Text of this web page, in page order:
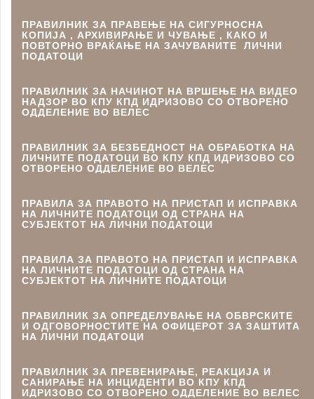
ПРАВИЛНИК ЗА ПРAВЕЊЕ НА СИГУРНОСНА
КОПИЈА , АРХИВИРАЊЕ И ЧУВАЊЕ , КАКО И
ПОВТОРНО ВРАЌАЊЕ НА ЗАЧУВАНИТЕ ЛИЧНИ
ПОДАТОЦИ
ПРАВИЛНИК ЗА НАЧИНОТ НА ВРШЕЊЕ НА ВИДЕО
НАДЗОР ВО КПУ КПД ИДРИЗОВО СО ОТВОРЕНО
ОДДЕЛЕНИЕ ВО ВЕЛЕС
ПРАВИЛНИК ЗА БЕЗБЕДНОСТ НА ОБРАБОТКА НА
ЛИЧНИТЕ ПОДАТОЦИ ВО КПУ КПД ИДРИЗОВО СО
ОТВОРЕНО ОДДЕЛЕНИЕ ВО ВЕЛЕС
ПРАВИЛА ЗА ПРАВОТО НА ПРИСТАП И ИСПРАВКА
НА ЛИЧНИТЕ ПОДАТОЦИ ОД СТРАНА НА
СУБЈЕКТОТ НА ЛИЧНИ ПОДАТОЦИ
ПРАВИЛА ЗА ПРАВОТО НА ПРИСТАП И ИСПРАВКА
НА ЛИЧНИТЕ ПОДАТОЦИ ОД СТРАНА НА
СУБЈЕКТОТ НА ЛИЧНИТЕ ПОДАТОЦИ
ПРАВИЛНИК ЗА ОПРЕДЕЛУВАЊЕ НА ОБВРСКИТЕ
И ОДГОВОРНОСТИТЕ НА ОФИЦЕРОТ ЗА ЗАШТИТА
НА ЛИЧНИ ПОДАТОЦИ
ПРАВИЛНИК ЗА ПРЕВЕНИРАЊЕ, РЕАКЦИЈА И
САНИРАЊЕ НА ИНЦИДЕНТИ ВО КПУ КПД
ИДРИЗОВО СО ОТВОРЕНО ОДДЕЛЕНИЕ ВО ВЕЛЕС